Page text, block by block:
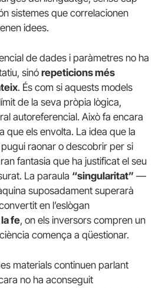
sistemes que correlacionen
idees.
de dades i paràmetres no ha
sinó repeticions més
. És com si aquests models
de la seva pròpia lògica,
autoreferencial. Això fa encara
que els envolta. La idea que la
pugui raonar o descobrir per si
fantasia que ha justificat el seu
La paraula “singularitat” —
suposadament superarà
en l’eslògan
fe, on els inversors compren un
comença a qüestionar.
materials continuen parlant
no ha aconseguit